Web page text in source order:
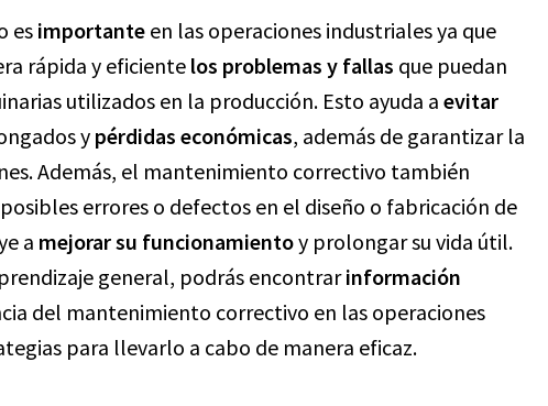
es importante en las operaciones industriales ya que
rápida y eficiente los problemas y fallas que puedan
utilizados en la producción. Esto ayuda a evitar
y pérdidas económicas, además de garantizar la
Además, el mantenimiento correctivo también
posibles errores o defectos en el diseño o fabricación de
a mejorar su funcionamientoy prolongar su vida útil.
general, podrás encontrarinformación
del mantenimiento correctivo en las operaciones
para llevarlo a cabo de manera eficaz.